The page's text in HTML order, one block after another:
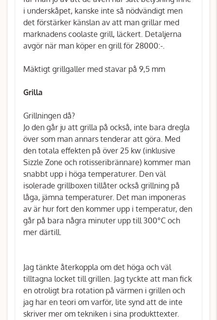
i underskåpet, kanske inte så nödvändigt men
det förstärker känslan av att man grillar med
marknadens coolaste grill, läckert. Detaljerna
avgör när man köper en grill för 28000:-.
Mäktigt grillgaller med stavar på 9,5 mm
Grilla
Grillningen då?
Jo den går ju att grilla på också, inte bara dregla
över som man annars tenderar att göra. Med
den totala effekten på över 25 kw (inklusive
Sizzle Zone och rotisseribrännare) kommer man
snabbt upp i höga temperaturer. Den väl
isolerade grillboxen tillåter också grillning på
låga, jämna temperaturer. Det man imponeras
av är hur fort den kommer upp i temperatur, den
går på bara några minuter upp till 300°C och
mer därtill.
Jag tänkte återkoppla om det höga och väl
tilltagna locket till grillen. Jag tyckte att man fick
en otroligt bra rotation på värmen i grillen och
jag har en teori om varför, lite synd att de inte
skriver mer om tekniken i sina produkttexter.